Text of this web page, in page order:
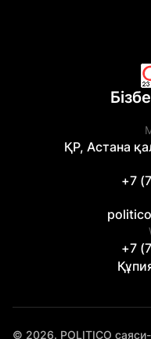
ҚР, Астана
+7
+7
© 2026. POLITICO